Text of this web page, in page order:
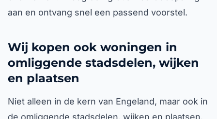
aan en ontvang snel een passend voorstel.
Wij kopen ook woningen in
omliggende stadsdelen, wijken
en plaatsen
Niet alleen in de kern van Engeland, maar ook in
de omliggende stadsdelen, wijken en plaatsen.